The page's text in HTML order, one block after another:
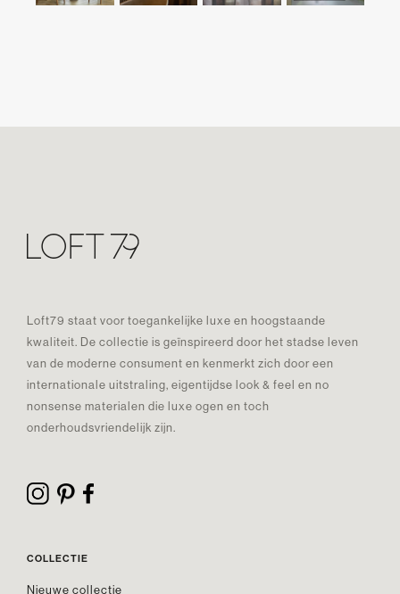
Loft79 staat voor toegankelijke luxe en hoogstaande
kwaliteit. De collectie is geïnspireerd door het stadse leven
van de moderne consument en kenmerkt zich door een
internationale uitstraling, eigentijdse look & feel en no
nonsense materialen die luxe ogen en toch
onderhoudsvriendelijk zijn.
COLLECTIE
Nieuwe collectie